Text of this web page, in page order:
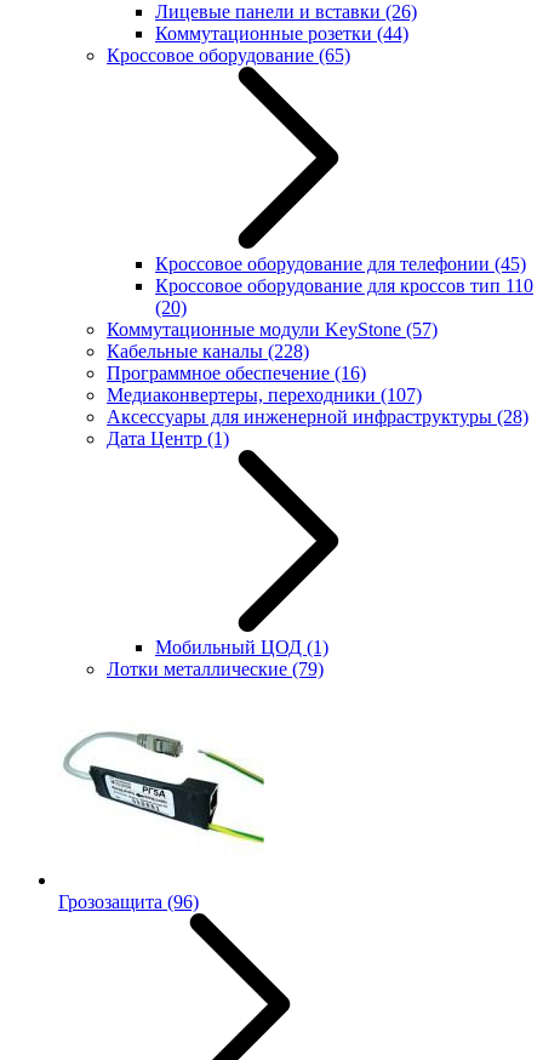
Лицевые панели и вставки (26)
Коммутационные розетки (44)
Кроссовое оборудование (65)
Кроссовое оборудование для телефонии (45)
Кроссовое оборудование для кроссов тип 110
(20)
Коммутационные модули KeyStone (57)
Кабельные каналы (228)
Программное обеспечение (16)
Медиаконвертеры, переходники (107)
Аксессуары для инженерной инфраструктуры (28)
Дата Центр (1)
Мобильный ЦОД (1)
Лотки металлические (79)
Грозозащита (96)